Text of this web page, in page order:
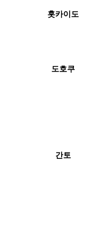
홋카이도
도호쿠
간토